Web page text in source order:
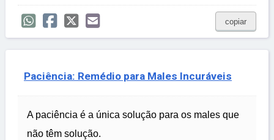
copiar
Paciência: Remédio para Males Incuráveis
A paciência é a única solução para os males que
não têm solução.